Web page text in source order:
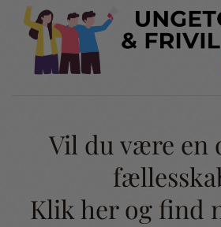
Vil du være en
Klik her og find